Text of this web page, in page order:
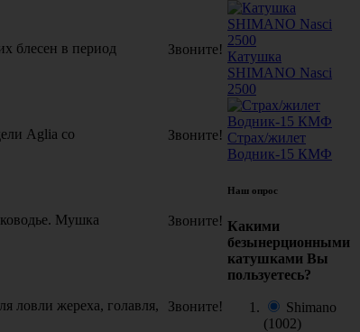
блесен в период
Звоните!
Aglia со
Звоните!
Мушка
Звоните!
ловли жереха, голавля,
Звоните!
Катушка
SHIMANO Nasci
2500
Страх/жилет
Водник-15 КМФ
Наш опрос
Какими
безынерционными
катушками Вы
пользуетесь?
Shimano
(1002)